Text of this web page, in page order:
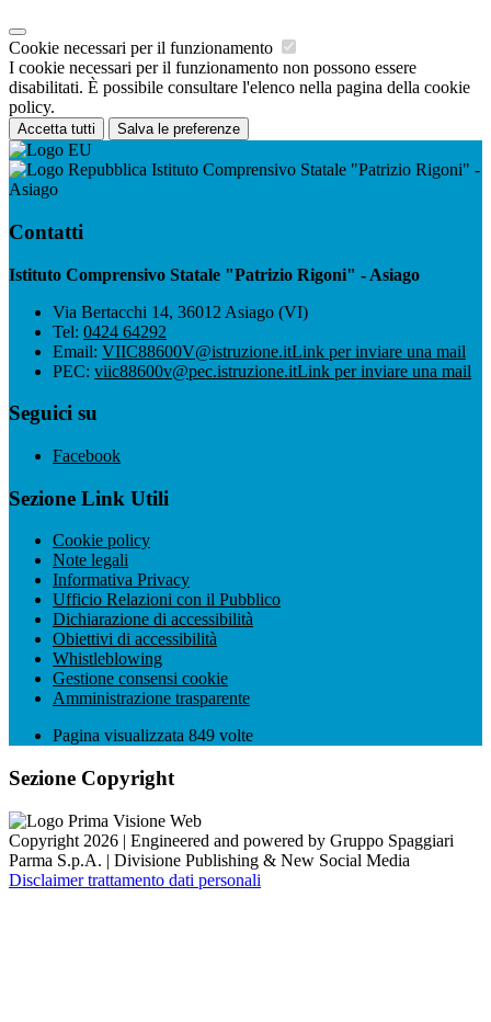
Cookie necessari per il funzionamento
I cookie necessari per il funzionamento non possono essere
disabilitati. È possibile consultare l'elenco nella pagina della cookie
policy.
Accetta tutti Salva le preferenze
Istituto Comprensivo Statale "Patrizio Rigoni" -
Asiago
Contatti
Istituto Comprensivo Statale "Patrizio Rigoni" - Asiago
Via Bertacchi 14, 36012 Asiago (VI)
Tel: 0424 64292
Email: VIIC88600V@istruzione.itLink per inviare una mail
PEC: viic88600v@pec.istruzione.itLink per inviare una mail
Seguici su
Facebook
Sezione Link Utili
Cookie policy
Note legali
Informativa Privacy
Ufficio Relazioni con il Pubblico
Dichiarazione di accessibilità
Obiettivi di accessibilità
Whistleblowing
Gestione consensi cookie
Amministrazione trasparente
Pagina visualizzata 849 volte
Sezione Copyright
Copyright 2026 | Engineered and powered by Gruppo Spaggiari
Parma S.p.A. | Divisione Publishing & New Social Media
Disclaimer trattamento dati personali